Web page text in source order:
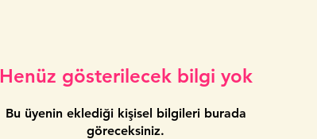
Henüz gösterilecek bilgi yok
Bu üyenin eklediği kişisel bilgileri burada
göreceksiniz.